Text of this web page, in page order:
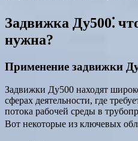
Задвижка Ду500⁚
нужна?
Применение задвижки
Задвижки Ду500 находят
сферах деятельности, где
потока рабочей среды в
Вот некоторые из ключевых